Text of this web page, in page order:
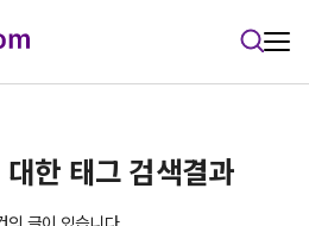
대한 태그 검색결과